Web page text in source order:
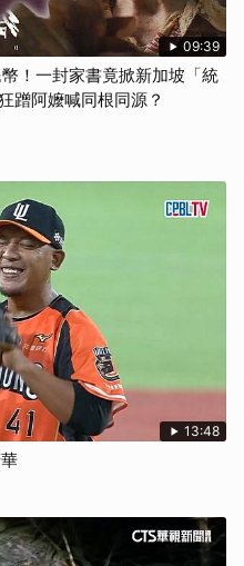
09:39
！一封家書竟掀新加坡「統
蹭阿嬤喊同根同源？
13:48